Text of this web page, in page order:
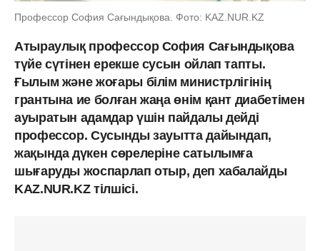
Профессор София Сағындықова. Фото: KAZ.NUR.KZ
Атыраулық профессор София Сағындықова
түйе сүтінен ерекше сусын ойлап тапты.
Ғылым және жоғары білім министрлігінің
грантына ие болған жаңа өнім қант диабетімен
ауыратын адамдар үшін пайдалы дейді
профессор. Сусынды зауытта дайындап,
жақында дүкен сөрелеріне сатылымға
шығаруды жоспарлап отыр, деп хабалайды
KAZ.NUR.KZ тілшісі.